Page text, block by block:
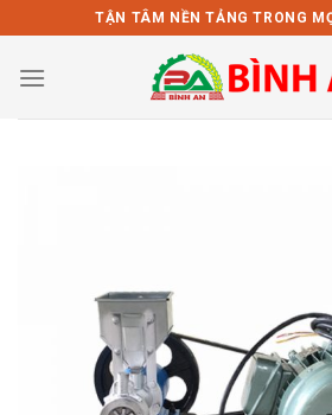
qua
nội
TẬN TÂM NỀN TẢNG TRONG